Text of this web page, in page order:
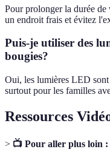
Pour prolonger la durée de
un endroit frais et évitez
Puis-je utiliser des
bougies?
Oui, les lumières LED
surtout pour les familles
Ressources
> 📺 Pour aller plus loin :